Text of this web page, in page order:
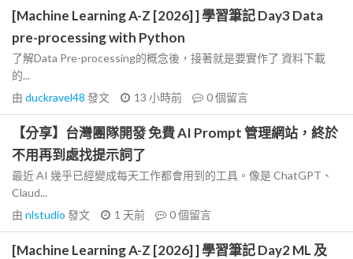
[Machine Learning A-Z [2026] ] 學習筆記 Day3 Data
pre-processing with Python
了解Data Pre-processing的概念後，接著就是要實作了 資料下載
的...
由 duckravel48 發文 13 小時前 0個留言
【分享】台灣團隊開發 免費 AI Prompt 管理網站，終於
不用再到處找提示詞了
最近 AI 幾乎已經變成每天工作都會用到的工具。像是 ChatGPT、
Claud...
由 nlstudio 發文 1 天前 0個留言
[Machine Learning A-Z [2026] ] 學習筆記 Day2 ML 及